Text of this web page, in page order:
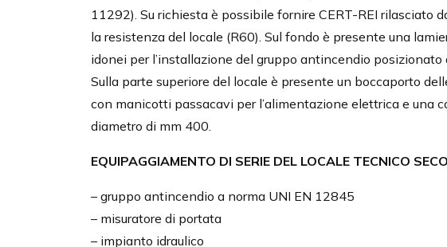
11292). Su richiesta è possibile fornire CERT-REI rilasciato
la resistenza del locale (R60). Sul fondo è presente una
idonei per l’installazione del gruppo antincendio
Sulla parte superiore del locale è presente un boccaporto
con manicotti passacavi per l’alimentazione elettrica e una
diametro di mm 400.
EQUIPAGGIAMENTO DI SERIE DEL LOCALE TECNICO
– gruppo antincendio a norma UNI EN 12845
– misuratore di portata
– impianto idraulico